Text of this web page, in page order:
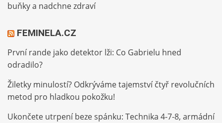
buňky a nadchne zdraví
FEMINELA.CZ
První rande jako detektor lži: Co Gabrielu hned
odradilo?
Žiletky minulostí? Odkrýváme tajemství čtyř revolučních
metod pro hladkou pokožku!
Ukončete utrpení beze spánku: Technika 4-7-8, armádní